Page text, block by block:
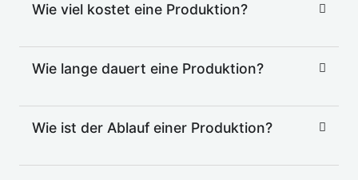
Wie viel kostet eine Produktion?
Wie lange dauert eine Produktion?
Wie ist der Ablauf einer Produktion?